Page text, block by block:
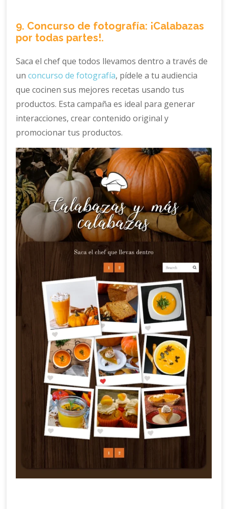
9. Concurso de fotografía: ¡Calabazas
por todas partes!.
Saca el chef que todos llevamos dentro a través de
unconcurso de fotografía, pídele a tu audiencia
que cocinen sus mejores recetas usando tus
productos. Esta campaña es ideal para generar
interacciones, crear contenido original y
promocionar tus productos.